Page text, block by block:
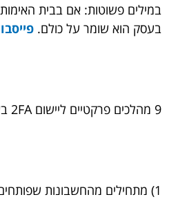
במילים פשוטות: אם בבית
בעסק הוא שומר על כולם.
9 מהלכים פרקטיים ליישום 2FA בעסק (בלי דרמה)
1) מתחילים מהחשבונות שפותחים את כל הדלתות